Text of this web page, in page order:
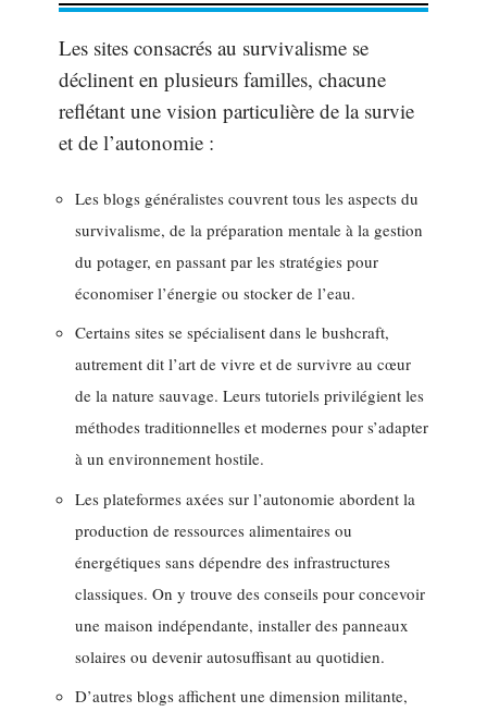
Les sites consacrés au survivalisme se
déclinent en plusieurs familles, chacune
reflétant une vision particulière de la survie
et de l’autonomie :
Les blogs généralistes couvrent tous les aspects du
survivalisme, de la préparation mentale à la gestion
du potager, en passant par les stratégies pour
économiser l’énergie ou stocker de l’eau.
Certains sites se spécialisent dans le bushcraft,
autrement dit l’art de vivre et de survivre au cœur
de la nature sauvage. Leurs tutoriels privilégient les
méthodes traditionnelles et modernes pour s’adapter
à un environnement hostile.
Les plateformes axées sur l’autonomie abordent la
production de ressources alimentaires ou
énergétiques sans dépendre des infrastructures
classiques. On y trouve des conseils pour concevoir
une maison indépendante, installer des panneaux
solaires ou devenir autosuffisant au quotidien.
D’autres blogs affichent une dimension militante,